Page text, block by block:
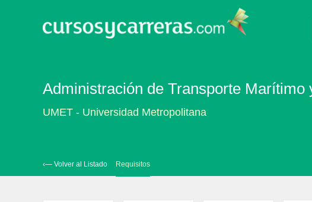
Administración de Transporte
UMET - Universidad Metropolitana
‹— Volver al Listado Requisitos